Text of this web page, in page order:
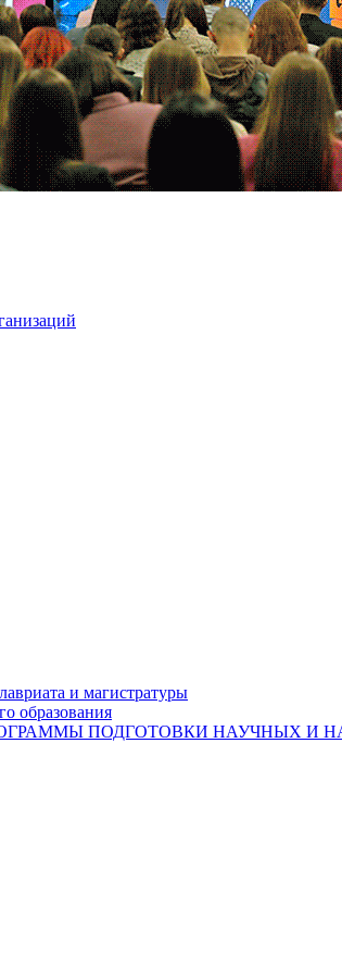
и магистратуры
образования
ПОДГОТОВКИ НАУЧНЫХ И